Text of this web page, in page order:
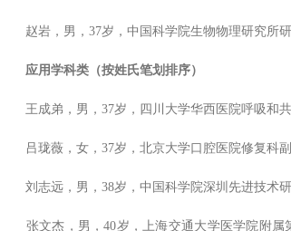
赵岩，男，37岁，中国科学院生物物理研究所
应用学科类（按姓氏笔划排序）
王成弟，男，37岁，四川大学华西医院呼吸和
吕珑薇，女，37岁，北京大学口腔医院修复科
刘志远，男，38岁，中国科学院深圳先进技术
张文杰，男，40岁，上海交通大学医学院附属